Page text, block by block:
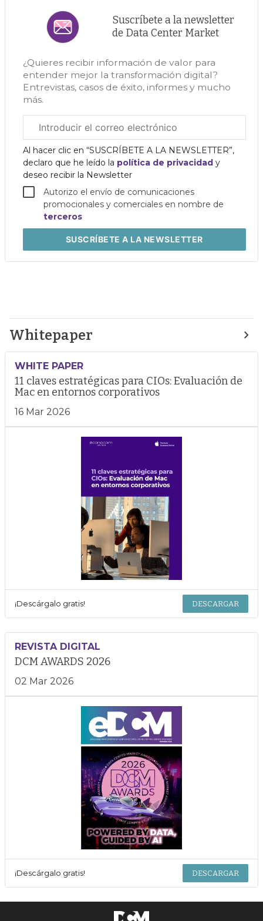
Suscríbete a la newsletter
de Data Center Market
¿Quieres recibir información de valor para
entender mejor la transformación digital?
Entrevistas, casos de éxito, informes y mucho
más.
electrónico
corporativo
Al hacer clic en “SUSCRÍBETE A LA NEWSLETTER”,
declaro que he leído la política de privacidad y
deseo recibir la Newsletter
Autorizo el envío de comunicaciones
promocionales y comerciales en nombre de
terceros
SUSCRÍBETEA LA NEWSLETTER
Whitepaper
WHITE PAPER
11 claves estratégicas para CIOs: Evaluación de
Mac en entornos corporativos
16 Mar 2026
¡Descárgalo gratis! DESCARGAR
REVISTA DIGITAL
DCM AWARDS 2026
02 Mar 2026
¡Descárgalo gratis! DESCARGAR